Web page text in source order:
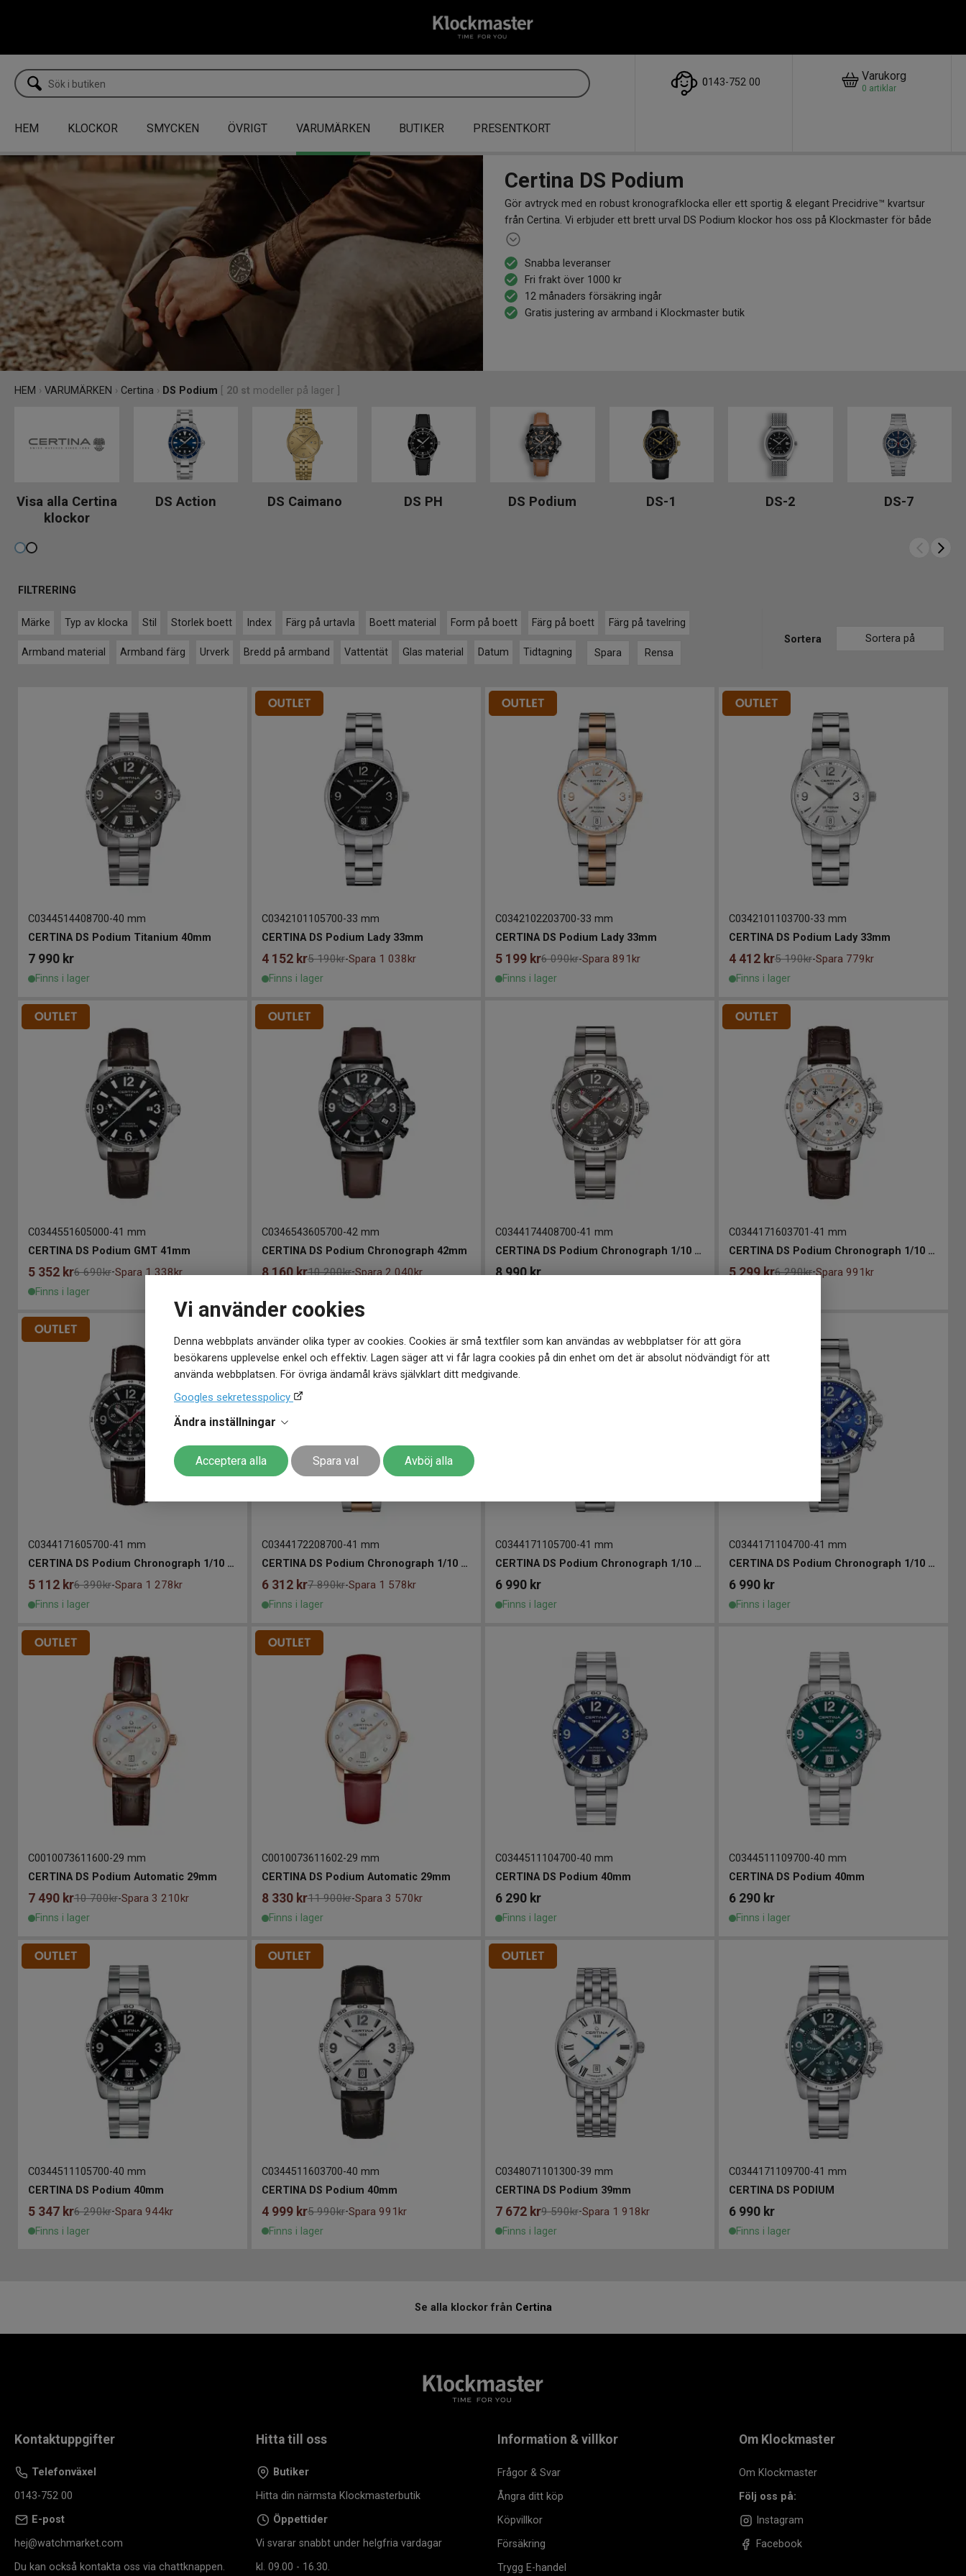
Vi använder cookies
Denna webbplats använder olika typer av cookies. Cookies är små textfiler som kan användas av webbplatser för att göra
besökarens upplevelse enkel och effektiv. Lagen säger att vi får lagra cookies på din enhet om det är absolut nödvändigt för att
använda webbplatsen. För övriga ändamål krävs självklart ditt medgivande.
Googles sekretesspolicy
Ändra inställningar
Acceptera alla Spara val Avböj alla
0143-752 00 Varukorg
0 artiklar
HEM KLOCKOR SMYCKEN ÖVRIGT VARUMÄRKEN BUTIKER PRESENTKORT
Certina DS Podium
Gör avtryck med en robust kronografklocka eller ett sportig & elegant Precidrive™ kvartsur
från Certina. Vi erbjuder ett brett urval DS Podium klockor hos oss på Klockmaster för både
herr och dam. Allt för att du ska kunna hitta din nya signaturklocka med hög precision &
Snabba leveranser
Fri frakt över 1000 kr
12 månaders försäkring ingår
Gratis justering av armband i Klockmaster butik
HEM › VARUMÄRKEN › Certina › DS Podium 20 st modeller på lager ]
Visa alla Certina
klockor
DS Action DS Caimano DS PH DS Podium DS-1 DS-2 DS-7
FILTRERING
Märke Typ av klocka Stil Storlek boett Index Färg på urtavla Boett material Form på boett Färg på boett Färg på tavelring
Armband material Armband färg Urverk Bredd på armband Vattentät Glas material Datum Tidtagning Spara Rensa
Sortera Sortera på
C0344514408700-40 mm
CERTINA DS Podium Titanium 40mm
7 990 kr
Finns i lager
C0342101105700-33 mm
CERTINA DS Podium Lady 33mm
4 152 kr5 190kr-Spara 1 038kr
Finns i lager
C0342102203700-33 mm
CERTINA DS Podium Lady 33mm
5 199 kr6 090kr-Spara 891kr
Finns i lager
C0342101103700-33 mm
CERTINA DS Podium Lady 33mm
4 412 kr5 190kr-Spara 779kr
Finns i lager
C0344551605000-41 mm
CERTINA DS Podium GMT 41mm
5 352 kr6 690kr-Spara 1 338kr
Finns i lager
C0346543605700-42 mm
CERTINA DS Podium Chronograph 42mm
8 160 kr10 200kr-Spara 2 040kr
C0344174408700-41 mm
CERTINA DS Podium Chronograph 1/10 sec Titanium 41
8 990 kr
C0344171603701 -41 mm
CERTINA DS Podium Chronograph 1/10 sec 41mm
5 299 kr6 290kr-Spara 991kr
C0344171605700-41 mm
CERTINA DS Podium Chronograph 1/10 sec 41mm
5 112 kr6 390kr-Spara 1 278kr
Finns i lager
C0344172208700-41 mm
CERTINA DS Podium Chronograph 1/10 sec 41mm
6 312 kr7 890kr-Spara 1 578kr
Finns i lager
C0344171105700-41 mm
CERTINA DS Podium Chronograph 1/10 sec 41mm
6 990 kr
Finns i lager
C0344171104700-41 mm
CERTINA DS Podium Chronograph 1/10 sec 41mm
6 990 kr
Finns i lager
C0010073611600-29 mm
CERTINA DS Podium Automatic 29mm
7 490 kr10 700kr-Spara 3 210kr
Finns i lager
C0010073611602-29 mm
CERTINA DS Podium Automatic 29mm
8 330 kr11 900kr-Spara 3 570kr
Finns i lager
C0344511104700-40 mm
CERTINA DS Podium 40mm
6 290 kr
Finns i lager
C0344511109700-40 mm
CERTINA DS Podium 40mm
6 290 kr
Finns i lager
C0344511105700-40 mm
CERTINA DS Podium 40mm
5 347 kr6 290kr-Spara 944kr
Finns i lager
C0344511603700-40 mm
CERTINA DS Podium 40mm
4 999 kr5 990kr-Spara 991kr
Finns i lager
C0348071101300-39 mm
CERTINA DS Podium 39mm
7 672 kr9 590kr-Spara 1 918kr
Finns i lager
C0344171109700-41 mm
CERTINA DS PODIUM
6 990 kr
Finns i lager
Se alla klockor från Certina
Kontaktuppgifter
Telefonväxel
0143-752 00
E-post
hej@watchmarket.com
Du kan också kontakta oss via chattknappen.
Hitta till oss
Butiker
Hitta din närmsta Klockmasterbutik
Öppettider
Vi svarar snabbt under helgfria vardagar
kl. 09.00 - 16.30.
Information & villkor
Frågor & Svar
Ångra ditt köp
Köpvillkor
Försäkring
Trygg E-handel
Om Klockmaster
Om Klockmaster
Följ oss på:
Instagram
Facebook